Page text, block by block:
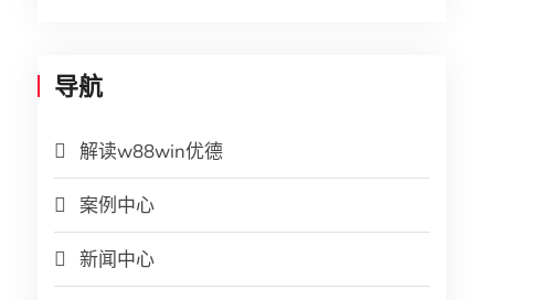
导航
解读w88win优德
案例中心
新闻中心